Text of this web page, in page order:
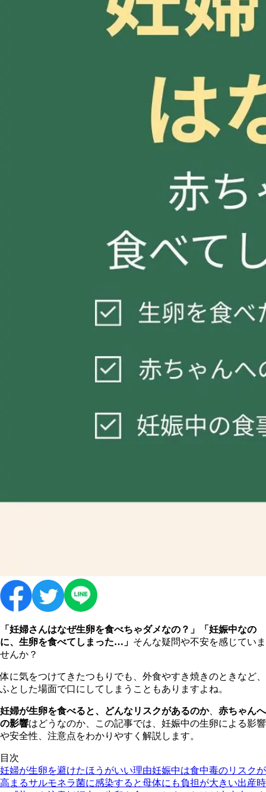
「妊婦さんはなぜ生卵を食べちゃダメなの？」「妊娠中なの
に、生卵を食べてしまった…」 そんな疑問や不安を感じていま
せんか？
体に気をつけてきたつもりでも、外食やすき焼きのときなど、
ふとした場面で口にしてしまうこともありますよね。
妊婦が生卵を食べると、どんなリスクがあるのか、 赤ちゃんへ
の影響はどうなのか、この記事では、妊娠中の生卵による影響
や安全性、注意点をわかりやすく解説します。
目次
妊婦が生卵を避けたほうがいい理由妊娠中は食中毒のリスクが
高まるサルモネラ菌に感染すると母体にも負担が大きい出産時